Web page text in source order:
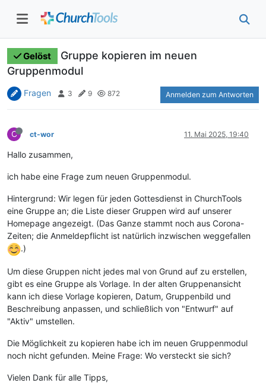
Gelöst
Gruppe kopieren im neuen
Gruppenmodul
Fragen 3 9 872 Anmelden zum Antworten
C ct-wor 11. Mai 2025, 19:40
Hallo zusammen,
ich habe eine Frage zum neuen Gruppenmodul.
Hintergrund: Wir legen für jeden Gottesdienst in ChurchTools
eine Gruppe an; die Liste dieser Gruppen wird auf unserer
Homepage angezeigt. (Das Ganze stammt noch aus Corona-
Zeiten; die Anmeldepflicht ist natürlich inzwischen weggefallen
.)
Um diese Gruppen nicht jedes mal von Grund auf zu erstellen,
gibt es eine Gruppe als Vorlage. In der alten Gruppenansicht
kann ich diese Vorlage kopieren, Datum, Gruppenbild und
Beschreibung anpassen, und schließlich von "Entwurf" auf
"Aktiv" umstellen.
Die Möglichkeit zu kopieren habe ich im neuen Gruppenmodul
noch nicht gefunden. Meine Frage: Wo versteckt sie sich?
Vielen Dank für alle Tipps,